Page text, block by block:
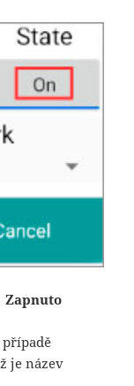
Zapnuto
je název